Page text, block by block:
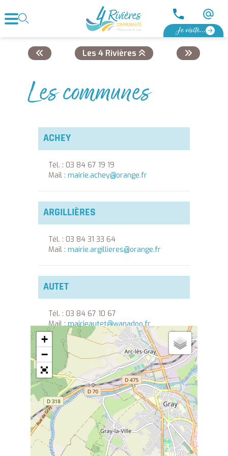
Je visite...
Les 4 Rivières
Les communes
ACHEY
Tél. : 03 84 67 19 19
Mail : mairie.achey@orange.fr
ARGILLIÈRES
Tél. : 03 84 31 33 64
Mail : mairie.argillieres@orange.fr
AUTET
Tél. : 03 84 67 10 67
Mail :mairieautet@wanadoo.fr
BEAUJEU-SAINT-VALLIER-
PIERREJUX-ET-QUITTEUR
Tél. : 03 84 67 34 04
Mail :
mairie.beaujeu@wanadoo.fr
BROTTE-LÈS-RAY
+
−